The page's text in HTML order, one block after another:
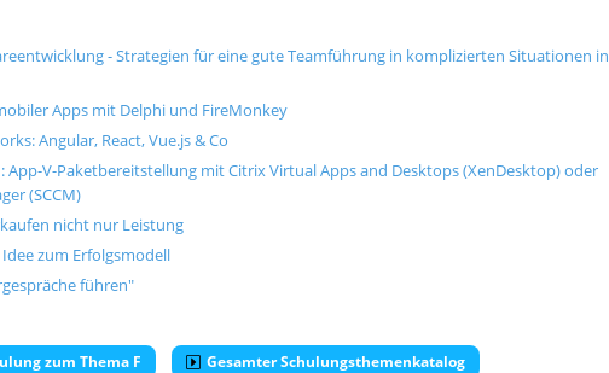
- Strategien für eine gute Teamführung in komplizierten Situationen in
Apps mit Delphi und FireMonkey
Angular, React, Vue.js & Co
V-Paketbereitstellung mit Citrix Virtual Apps and Desktops (XenDesktop) oder
(SCCM)
nicht nur Leistung
zum Erfolgsmodell
führen"
zum Thema F Gesamter Schulungsthemenkatalog